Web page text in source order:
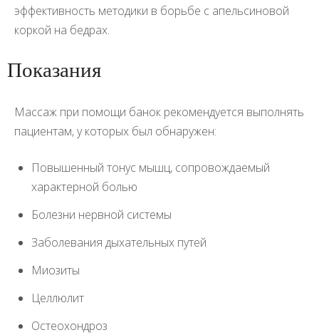
эффективность методики в борьбе с апельсиновой
коркой на бедрах.
Показания
Массаж при помощи банок рекомендуется выполнять
пациентам, у которых был обнаружен:
Повышенный тонус мышц, сопровождаемый
характерной болью
Болезни нервной системы
Заболевания дыхательных путей
Миозиты
Целлюлит
Остеохондроз